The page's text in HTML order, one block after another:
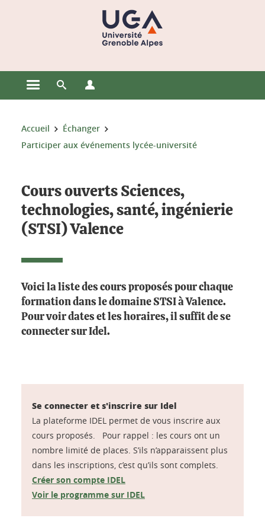
Ouvrir le menu principal
Ouvrir le moteur de recherche
Vous êtes ici :
Accueil
Échanger
Participer aux événements lycée-université
Cours ouverts Sciences,
technologies, santé, ingénierie
(STSI) Valence
Voici la liste des cours proposés pour chaque
formation dans le domaine STSI à Valence.
Pour voir dates et les horaires, il suffit de se
connecter sur Idel.
Se connecter et s'inscrire sur Idel
La plateforme IDEL permet de vous inscrire aux
cours proposés. Pour rappel : les cours ont un
nombre limité de places. S’ils n’apparaissent plus
dans les inscriptions, c’est qu’ils sont complets.
Créer son compte IDEL
Voir le programme sur IDEL